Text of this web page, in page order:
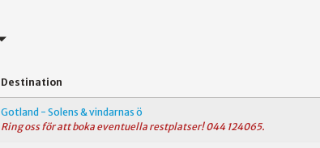
Destination
Gotland - Solens & vindarnas ö
Ring oss för att boka eventuella restplatser! 044 124065.